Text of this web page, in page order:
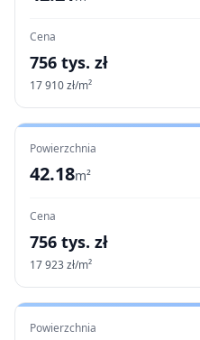
Cena
756 tys. zł
17 910zł/m²
Powierzchnia
42.18m²
Cena
756 tys. zł
17 923zł/m²
Powierzchnia